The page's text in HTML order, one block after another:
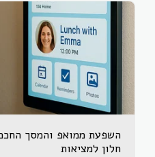
השפעת ממואפ והמסך
חלון למציאות